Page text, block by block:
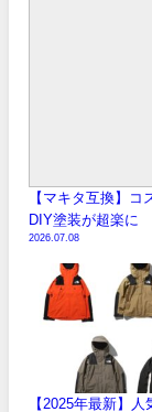
【マキタ互換】コ
DIY塗装が超楽に
2026.07.08
【2025年最新】